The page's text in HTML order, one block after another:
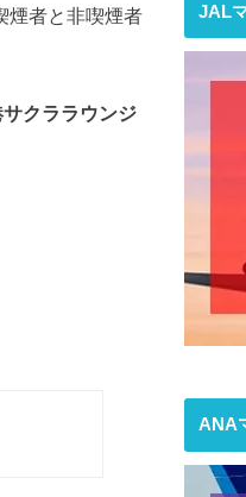
煙者と非喫煙者
クララウンジ
JAL
ANA